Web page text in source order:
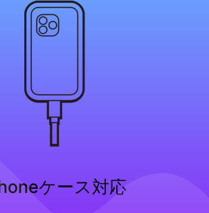
ケース対応